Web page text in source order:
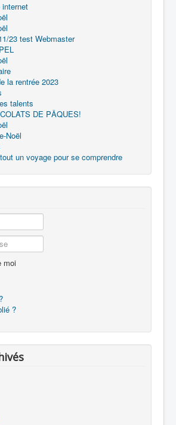
internet
23 test Webmaster
la rentrée 2023
talents
DE PÂQUES!
Noël
un voyage pour se comprendre
moi
?